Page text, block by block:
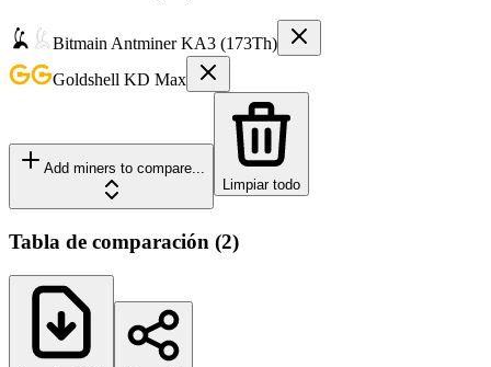
Bitmain Antminer KA3 (173Th)
Goldshell KD Max
Add miners to compare...
Limpiar todo
Tabla de comparación (2)